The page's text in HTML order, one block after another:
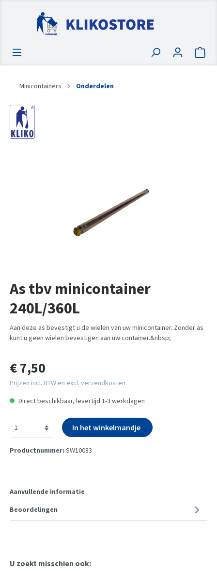
Minicontainers Onderdelen
As tbv minicontainer
240L/360L
Aan deze as bevestigt u de wielen van uw minicontainer. Zonder as
kunt u geen wielen bevestigen aan uw container.&nbsp;
€ 7,50
Prijzen incl. BTW en excl. verzendkosten
Direct beschikbaar, levertijd 1-3 werkdagen
In het winkelmandje
Productnummer: SW10083
Aanvullende informatie
Beoordelingen
U zoekt misschien ook: